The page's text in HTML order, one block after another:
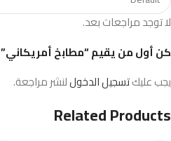
لا توجد مراجعات بعد.
كن أول من يقيم “مطابخ أمريكاني”
يجب عليكتسجيل الدخوللنشر مراجعة.
Related Products